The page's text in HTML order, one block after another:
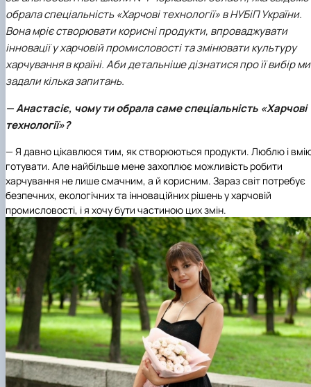
обрала спеціальність «Харчові технології» в НУБіП України.
Вона мріє створювати корисні продукти, впроваджувати
інновації у харчовій промисловості та змінювати культуру
харчування в країні. Аби детальніше дізнатися про її вибір ми
задали кілька запитань.
— Анастасіє, чому ти обрала саме спеціальність «Харчові
технології»?
— Я давно цікавлюся тим, як створюються продукти. Люблю і
готувати. Але найбільше мене захоплює можливість робити
харчування не лише смачним, а й корисним. Зараз світ потребує
безпечних, екологічних та інноваційних рішень у харчовій
промисловості, і я хочу бути частиною цих змін.